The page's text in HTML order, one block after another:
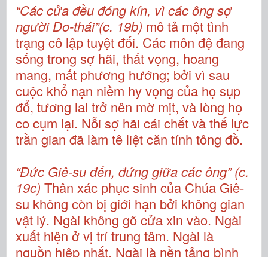
“Các cửa đều đóng kín, vì các ông sợ
người Do-thái”(c. 19b) mô tả một tình
trạng cô lập tuyệt đối. Các môn đệ đang
sống trong sợ hãi, thất vọng, hoang
mang, mất phương hướng; bởi vì sau
cuộc khổ nạn niềm hy vọng của họ sụp
đổ, tương lai trở nên mờ mịt, và lòng họ
co cụm lại. Nỗi sợ hãi cái chết và thế lực
trần gian đã làm tê liệt căn tính tông đồ.
“Đức Giê-su đến, đứng giữa các ông” (c.
19c) Thân xác phục sinh của Chúa Giê-
su không còn bị giới hạn bởi không gian
vật lý. Ngài không gõ cửa xin vào. Ngài
xuất hiện ở vị trí trung tâm. Ngài là
nguồn hiệp nhất. Ngài là nền tảng bình